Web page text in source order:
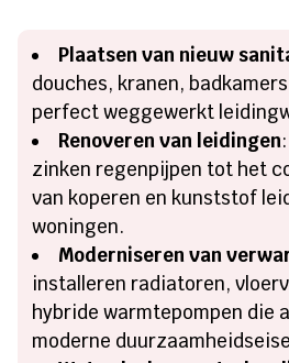
Plaatsen van nieuw
douches, kranen,
perfect weggewerkt
Renoveren van leidingen
zinken regenpijpen tot het
van koperen en kunststof
woningen.
Moderniseren van
installeren radiatoren,
hybride warmtepompen die
moderne